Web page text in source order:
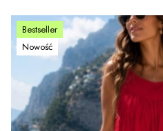
Bestseller
Nowość